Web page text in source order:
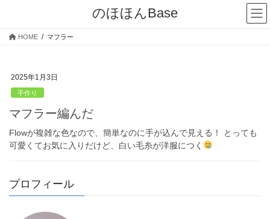
のほほんBase
HOME マフラー
2025年1月3日
手作り
マフラー編んだ
Flowが複雑な色なので、簡単なのに手が込んで見える！ とっても
可愛くてお気に入りだけど、白い毛糸が洋服につく
プロフィール